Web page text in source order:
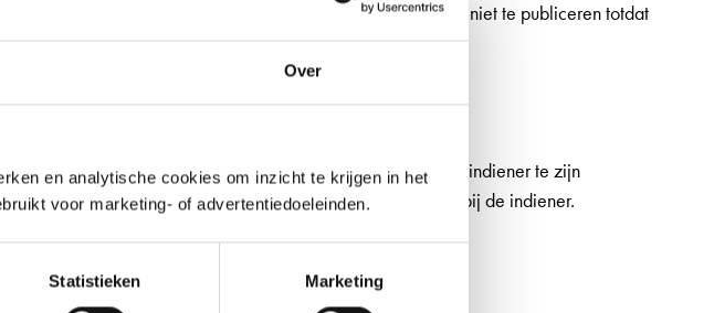
Over
en analytische cookies om inzicht te krijgen in het
voor marketing- of advertentiedoeleinden.
Statistieken Marketing
behoudt zich het recht voor om incomplete inzendingen niet te publiceren totdat
De direct betrokkenen bij het plan dienen vooraf door de indiener te zijn
van informatie richting de betrokkenen ligt bij de indiener.